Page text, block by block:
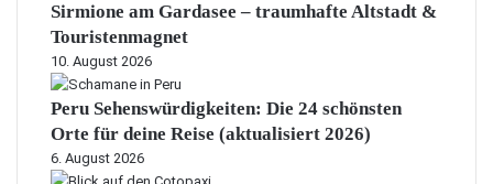
Sirmione am Gardasee – traumhafte Altstadt &
Touristenmagnet
10. August 2026
Peru Sehenswürdigkeiten: Die 24 schönsten
Orte für deine Reise (aktualisiert 2026)
6. August 2026